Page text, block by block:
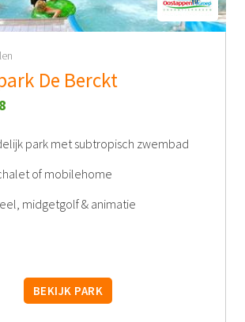
De Berckt
park met subtropisch zwembad
of mobilehome
midgetgolf & animatie
BEKIJK PARK